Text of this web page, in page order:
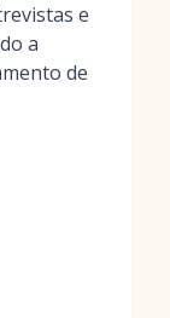
e
a
de